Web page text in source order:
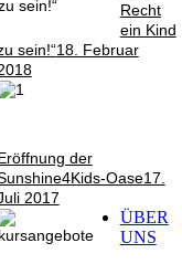
Recht
ein Kind
sein!“18. Februar
der
Oase17.
2017
ÜBER
UNS